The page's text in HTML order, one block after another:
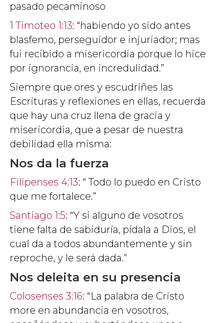
pasado pecaminoso
1 Timoteo 1:13: “habiendo yo sido antes
blasfemo, perseguidor e injuriador; mas
fui recibido a misericordia porque lo hice
por ignorancia, en incredulidad.”
Siempre que ores y escudriñes las
Escrituras y reflexiones en ellas, recuerda
que hay una cruz llena de gracia y
misericordia, que a pesar de nuestra
debilidad ella misma:
Nos da la fuerza
Filipenses 4:13: “ Todo lo puedo en Cristo
que me fortalece.”
Santiago 1:5: “Y si alguno de vosotros
tiene falta de sabiduría, pídala a Dios, el
cual da a todos abundantemente y sin
reproche, y le será dada.”
Nos deleita en su presencia
Colosenses 3:16: “La palabra de Cristo
more en abundancia en vosotros,